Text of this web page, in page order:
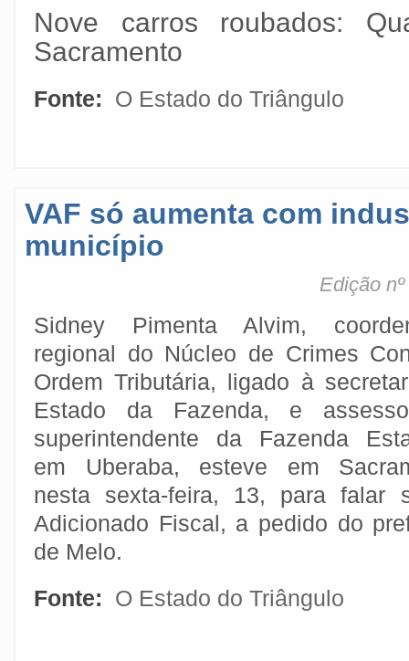
Nove carros roubados:
Sacramento
Fonte: O Estado do Triângulo
VAF só aumenta com
município
Edição
Sidney Pimenta Alvim,
regional do Núcleo de Crimes
Ordem Tributária, ligado à
Estado da Fazenda, e
superintendente da Fazenda
em Uberaba, esteve em
nesta sexta-feira, 13, para falar
Adicionado Fiscal, a pedido do
de Melo.
Fonte:
O Estado do Triângulo